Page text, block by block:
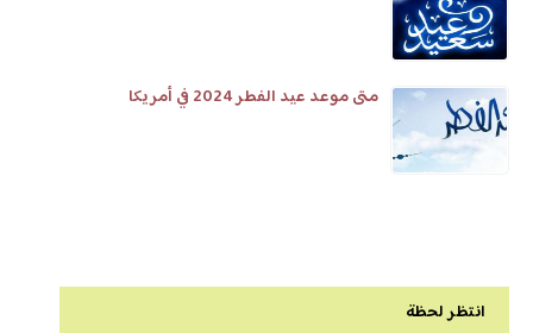
متى موعد عيد الفطر 2024 في أمريكا
انتظر لحظة